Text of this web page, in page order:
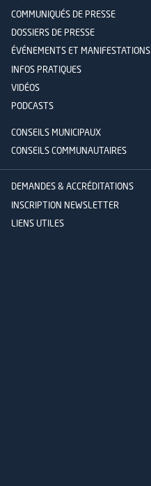
COMMUNIQUÉS DE PRESSE
DOSSIERS DE PRESSE
ÉVÉNEMENTS ET MANIFESTATIONS
INFOS PRATIQUES
VIDÉOS
PODCASTS
CONSEILS MUNICIPAUX
CONSEILS COMMUNAUTAIRES
DEMANDES & ACCRÉDITATIONS
INSCRIPTION NEWSLETTER
LIENS UTILES